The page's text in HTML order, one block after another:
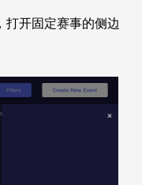
，打开固定赛事的侧边